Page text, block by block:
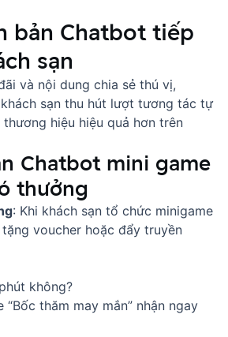
bản Chatbot tiếp
sạn
và nội dung chia sẻ thú vị,
sạn thu hút lượt tương tác tự
hiệu hiệu quả hơn trên
Chatbot mini game
thưởng
: Khi khách sạn tổ chức minigame
voucher hoặc đẩy truyền
không?
“Bốc thăm may mắn” nhận ngay